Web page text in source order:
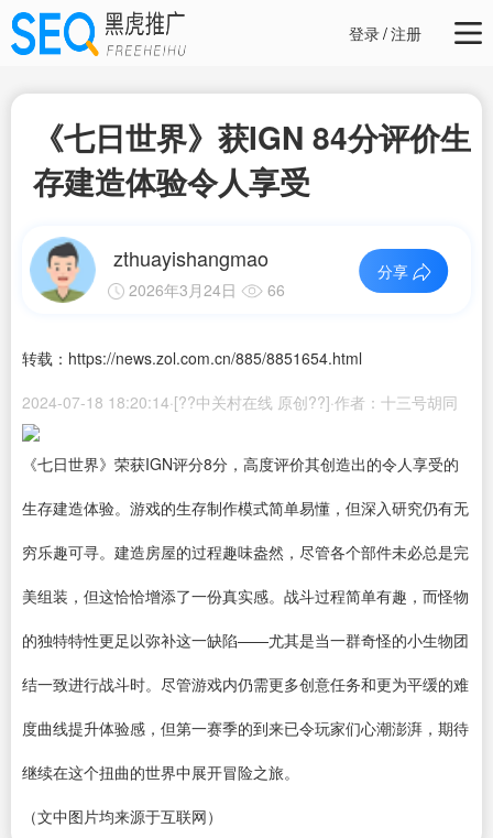
登录/注册
《七日世界》获IGN 84分评价生
存建造体验令人享受
zthuayishangmao
2026年3月24日 66
分享
转载：https://news.zol.com.cn/885/8851654.html
2024-07-18 18:20:14·[??中关村在线 原创??]·作者：十三号胡同
《七日世界》荣获IGN评分8分，高度评价其创造出的令人享受的
生存建造体验。游戏的生存制作模式简单易懂，但深入研究仍有无
穷乐趣可寻。建造房屋的过程趣味盎然，尽管各个部件未必总是完
美组装，但这恰恰增添了一份真实感。战斗过程简单有趣，而怪物
的独特特性更足以弥补这一缺陷——尤其是当一群奇怪的小生物团
结一致进行战斗时。尽管游戏内仍需更多创意任务和更为平缓的难
度曲线提升体验感，但第一赛季的到来已令玩家们心潮澎湃，期待
继续在这个扭曲的世界中展开冒险之旅。
（文中图片均来源于互联网）